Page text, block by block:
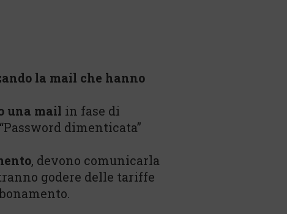
la mail che hanno
una mail in fase di
dimenticata”
, devono comunicarla
godere delle tariffe